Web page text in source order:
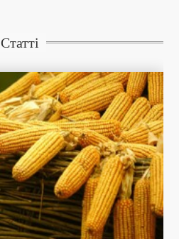
Статті